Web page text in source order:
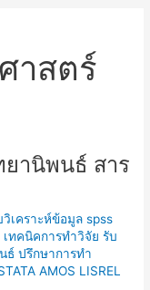
าสตร์
ยานิพนธ์ สาร
เคราะห์ข้อมูล spss
เทคนิคการทำวิจัย รับ
ธ์ ปรึกษาการทำ
AMOS LISREL